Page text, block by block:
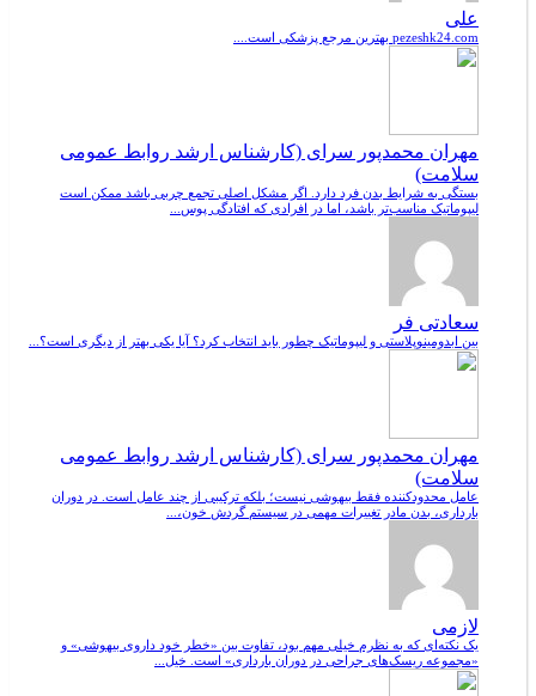
علی
pezeshk24.com بهترین مرجع پزشکی است....
مهران محمدپور سرای (کارشناس ارشد روابط عمومی
سلامت)
بستگی به شرایط بدن فرد دارد. اگر مشکل اصلی تجمع چربی باشد ممکن است
لیپوماتیک مناسب‌تر باشد، اما در افرادی که افتادگی پوس...
سعادتی فر
بین ابدومینوپلاستی و لیپوماتیک چطور باید انتخاب کرد؟ آیا یکی بهتر از دیگری است؟...
مهران محمدپور سرای (کارشناس ارشد روابط عمومی
سلامت)
عامل محدودکننده فقط بیهوشی نیست؛ بلکه ترکیبی از چند عامل است. در دوران
بارداری، بدن مادر تغییرات مهمی در سیستم گردش خون،...
لازمی
یک نکته‌ای که به نظرم خیلی مهم بود، تفاوت بین «خطر خود داروی بیهوشی» و
«مجموعه ریسک‌های جراحی در دوران بارداری» است. خیل...